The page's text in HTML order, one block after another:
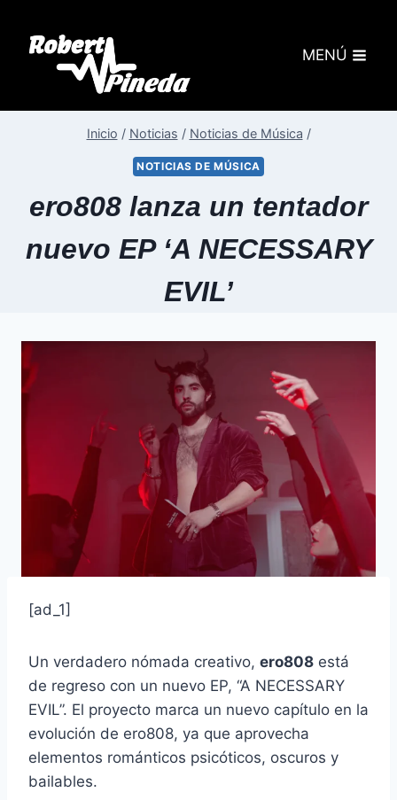
MENÚ
Inicio / Noticias / Noticias de Música /
NOTICIAS DE MÚSICA
ero808 lanza un tentador
nuevo EP ‘A NECESSARY
EVIL’
[ad_1]
Un verdadero nómada creativo, ero808 está
de regreso con un nuevo EP, “A NECESSARY
EVIL”. El proyecto marca un nuevo capítulo en la
evolución de ero808, ya que aprovecha
elementos románticos psicóticos, oscuros y
bailables.